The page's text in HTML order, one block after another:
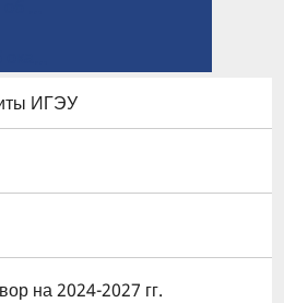
ИГЭУ
на 2024-2027 гг.